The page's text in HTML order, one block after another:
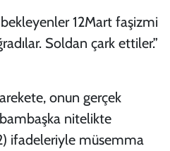
12Mart faşizmi
Soldan çark ettiler.”
onun gerçek
nitelikte
ifadeleriyle müsemma